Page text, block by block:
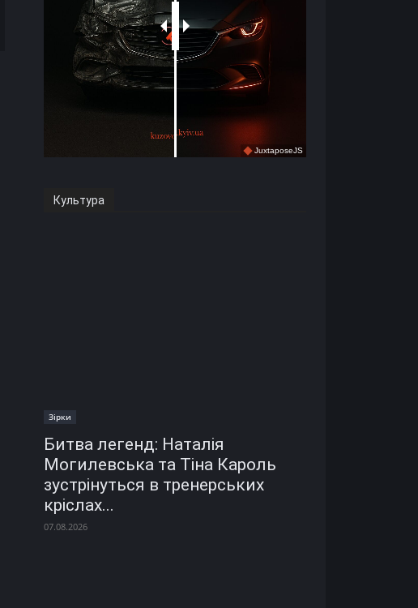
Культура
Зірки
Битва легенд: Наталія
Могилевська та Тіна Кароль
зустрінуться в тренерських
кріслах...
07.08.2026